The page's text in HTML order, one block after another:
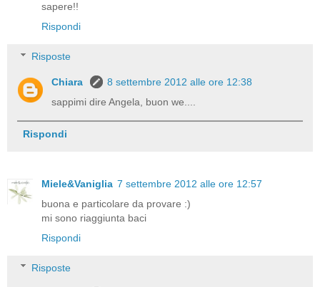
sapere!!
Rispondi
Risposte
Chiara
8 settembre 2012 alle ore 12:38
sappimi dire Angela, buon we....
Rispondi
Miele&Vaniglia 7 settembre 2012 alle ore 12:57
buona e particolare da provare :)
mi sono riaggiunta baci
Rispondi
Risposte